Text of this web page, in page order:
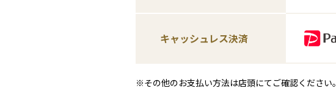
キャッシュレス決済
※その他のお支払い方法は店頭にてご確認ください。